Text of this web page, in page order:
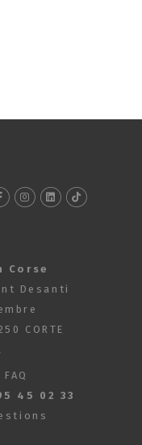
Corse
Desanti
CORTE
45 02 33